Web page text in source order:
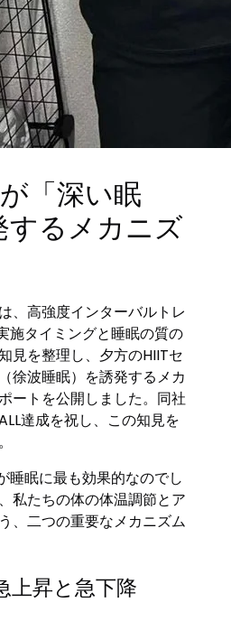
「深い眠
するメカニズ
、高強度インターバルトレ
施タイミングと睡眠の質の
見を整理し、夕方のHIITセ
徐波睡眠）を誘発するメカ
ートを公開しました。同社
達成を祝し、この知見を
睡眠に最も効果的なのでし
私たちの体の体温調節とア
、二つの重要なメカニズム
上昇と急下降